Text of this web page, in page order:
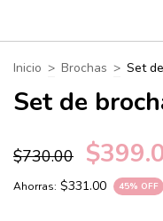
Inicio > Brochas > Set
Set de
$730.00
Ahorras: $331.00 45% OFF